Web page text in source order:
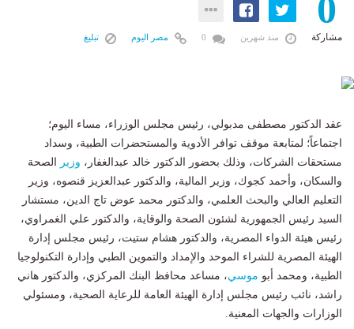
0
مشاركة منذ شهرين مصر اليوم تبليغ
عقد الدكتور مصطفى مدبولي، رئيس مجلس الوزراء، مساء اليوم؛
اجتماعاً؛ لمتابعة موقف توافر الأدوية والمستحضرات الطبية، وسداد
مستحقات الشركات، وذلك بحضور الدكتور خالد عبدالغفار، وزير
الصحة
والسكان، وأحمد كجوك، وزير المالية، والدكتور عبدالعزيز قنصوه، وزير
التعليم العالي والبحث العلمي، والدكتور محمد عوض تاج الدين، مستشار
السيد رئيس الجمهورية لشئون الصحة والوقاية، والدكتور علي الغمراوي،
رئيس هيئة الدواء المصرية، والدكتور هشام ستيت، رئيس مجلس إدارة
الهيئة المصرية للشراء الموحد والإمداد والتموين الطبي وإدارة التكنولوجيا
الطبية، ومحمد أبو موسي، مساعد محافظ البنك المركزي، والدكتور هاني
راشد، نائب رئيس مجلس إدارة الهيئة العامة للرعاية الصحية، ومسئولي
الوزارات والجهات المعنية.